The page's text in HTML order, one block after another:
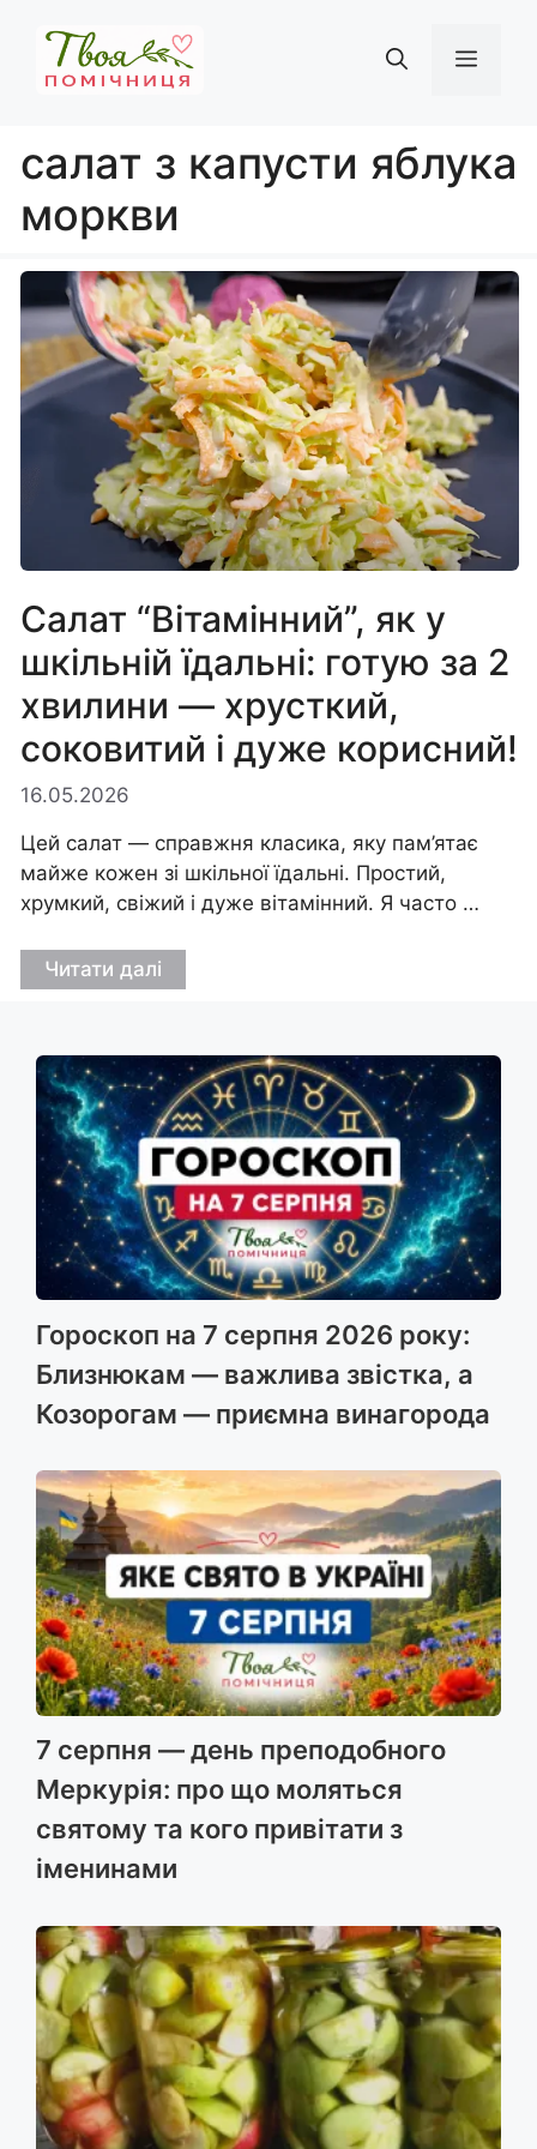
вмісту
салат з капусти яблука
моркви
Салат “Вітамінний”, як у
шкільній їдальні: готую за 2
хвилини — хрусткий,
соковитий і дуже корисний!
16.05.2026
Цей салат — справжня класика, яку пам’ятає
майже кожен зі шкільної їдальні. Простий,
хрумкий, свіжий і дуже вітамінний. Я часто …
Читати далі
Гороскоп на 7 серпня 2026 року:
Близнюкам — важлива звістка, а
Козорогам — приємна винагорода
7 серпня — день преподобного
Меркурія: про що моляться
святому та кого привітати з
іменинами